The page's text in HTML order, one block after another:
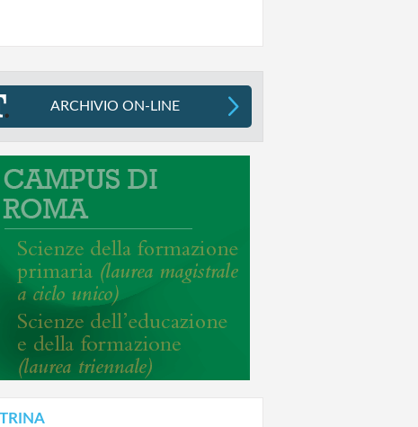
ARCHIVIO ON-LINE